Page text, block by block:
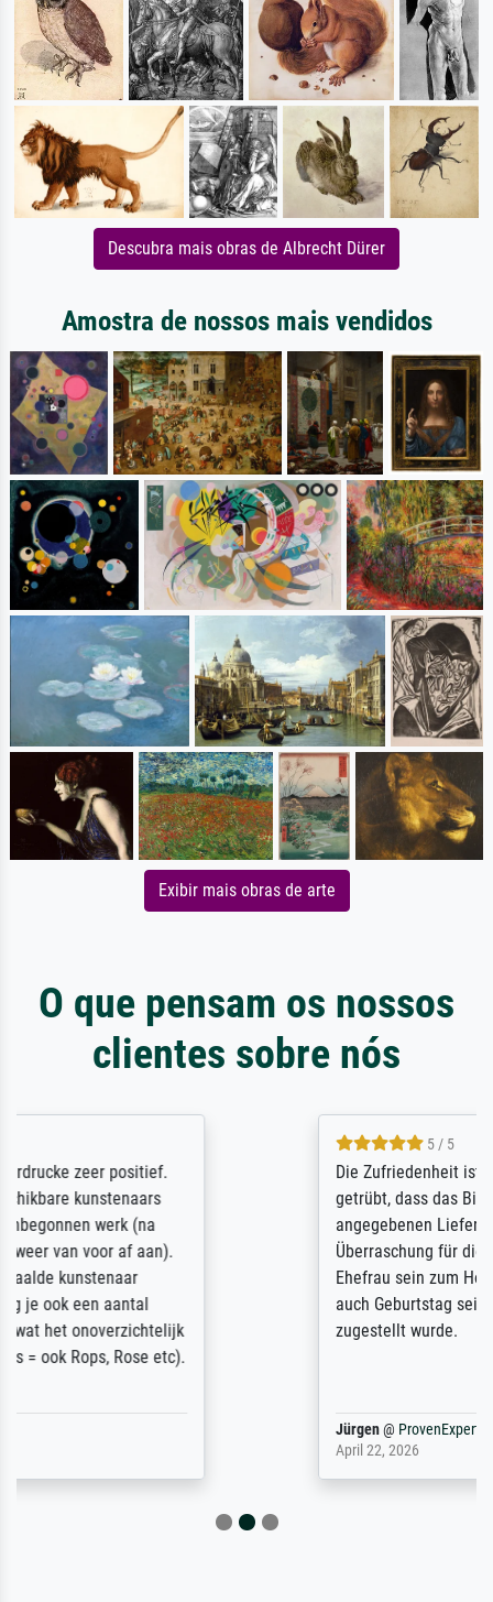
Descubra mais obras de Albrecht Dürer
Amostra de nossos mais vendidos
Exibir mais obras de arte
O que pensam os nossos
clientes sobre nós
Die Zufriedenheit ist auch nicht dadurch
getrübt, dass das Bild entgegen einer
angegebenen Lieferanschrift (sollte eine
Überraschung für die normannische
Ehefrau sein zum Hochzeits- gleichzeitig
auch Geburtstag sein) doch nach zu Hause
zugestellt wurde.